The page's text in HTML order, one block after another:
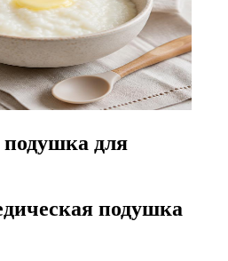
для
подушка